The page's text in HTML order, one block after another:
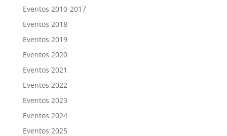
Eventos 2010-2017
Eventos 2018
Eventos 2019
Eventos 2020
Eventos 2021
Eventos 2022
Eventos 2023
Eventos 2024
Eventos 2025